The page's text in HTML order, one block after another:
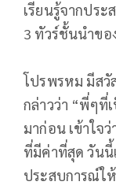
เรียนรู้จากปร
3 ทัวร์ชั้นนำขอ
โปรพรหม มีสวั
กล่าวว่า “พี่ๆที่
มาก่อน เข้าใจ
ที่มีค่าที่สุด วันนี้
ประสบการณ์ใ